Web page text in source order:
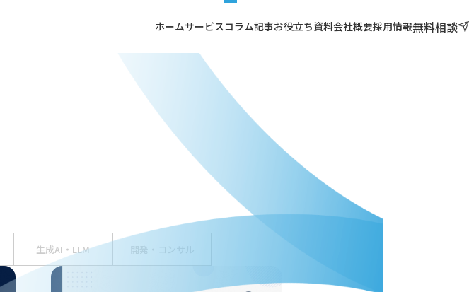
ホームサービスコラム記事お役立ち資料会社概要採用情報無料相談
生成AI・LLM 開発・コンサル